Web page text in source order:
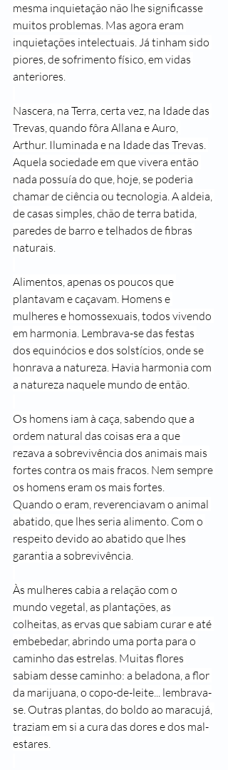
mesma inquietação não lhe significasse
muitos problemas. Mas agora eram
inquietações intelectuais. Já tinham sido
piores, de sofrimento físico, em vidas
anteriores.
Nascera, na Terra, certa vez, na Idade das
Trevas, quando fôra Allana e Auro,
Arthur. Iluminada e na Idade das Trevas.
Aquela sociedade em que vivera então
nada possuía do que, hoje, se poderia
chamar de ciência ou tecnologia. A aldeia,
de casas simples, chão de terra batida,
paredes de barro e telhados de fibras
naturais.
Alimentos, apenas os poucos que
plantavam e caçavam. Homens e
mulheres e homossexuais, todos vivendo
em harmonia. Lembrava-se das festas
dos equinócios e dos solstícios, onde se
honrava a natureza. Havia harmonia com
a natureza naquele mundo de então.
Os homens iam à caça, sabendo que a
ordem natural das coisas era a que
rezava a sobrevivência dos animais mais
fortes contra os mais fracos. Nem sempre
os homens eram os mais fortes.
Quando o eram, reverenciavam o animal
abatido, que lhes seria alimento. Com o
respeito devido ao abatido que lhes
garantia a sobrevivência.
Às mulheres cabia a relação com o
mundo vegetal, as plantações, as
colheitas, as ervas que sabiam curar e até
embebedar, abrindo uma porta para o
caminho das estrelas. Muitas flores
sabiam desse caminho: a beladona, a flor
da marijuana, o copo-de-leite... lembrava-
se. Outras plantas, do boldo ao maracujá,
traziam em si a cura das dores e dos mal-
estares.